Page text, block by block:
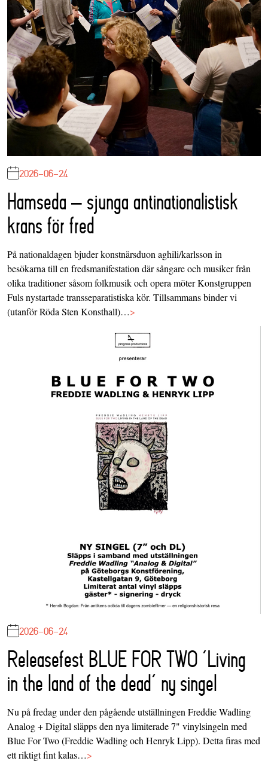
2026-06-24
Hamseda – sjunga antinationalistisk
krans för fred
På nationaldagen bjuder konstnärsduon aghili/karlsson in
besökarna till en fredsmanifestation där sångare och musiker från
olika traditioner såsom folkmusik och opera möter Konstgruppen
Fuls nystartade transseparatistiska kör. Tillsammans binder vi
(utanför Röda Sten Konsthall)…>
2026-06-24
Releasefest BLUE FOR TWO ‘Living
in the land of the dead’ ny singel
Nu på fredag under den pågående utställningen Freddie Wadling
Analog + Digital släpps den nya limiterade 7" vinylsingeln med
Blue For Two (Freddie Wadling och Henryk Lipp). Detta firas med
ett riktigt fint kalas…>